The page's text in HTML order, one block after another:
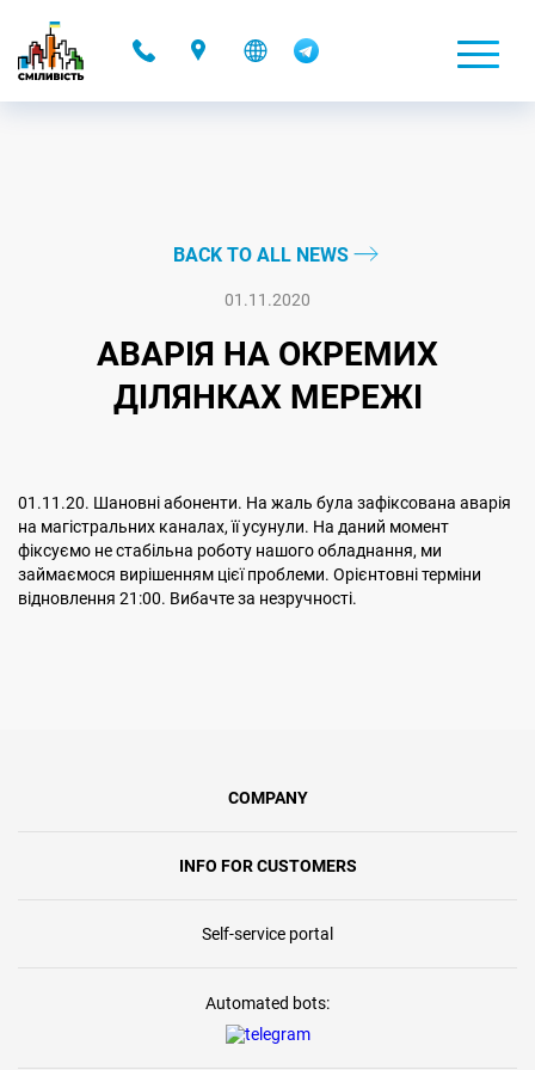
BACK TO ALL NEWS
01.11.2020
АВАРІЯ НА ОКРЕМИХ
ДІЛЯНКАХ МЕРЕЖІ
01.11.20. Шановні абоненти. На жаль була зафіксована аварія
на магістральних каналах, її усунули. На даний момент
фіксуємо не стабільна роботу нашого обладнання, ми
займаємося вирішенням цієї проблеми. Орієнтовні терміни
відновлення 21:00. Вибачте за незручності.
COMPANY
INFO FOR CUSTOMERS
Self-service portal
Automated bots: